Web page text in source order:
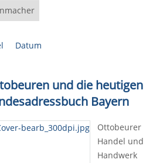
Datum
und die heutigen
Bayern
Ottobeurer
Handel und
Handwerk